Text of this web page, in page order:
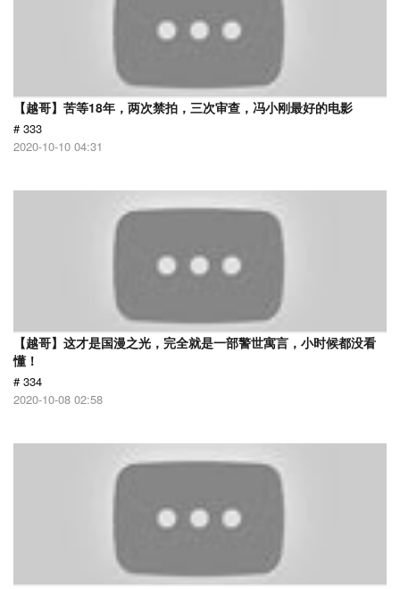
【越哥】苦等18年，两次禁拍，三次审查，冯小刚最好的电影
# 333
2020-10-10 04:31
【越哥】这才是国漫之光，完全就是一部警世寓言，小时候都没看
懂！
# 334
2020-10-08 02:58